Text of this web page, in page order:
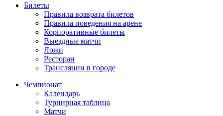
Билеты
Правила возврата билетов
Правила поведения на арене
Корпоративные билеты
Выездные матчи
Ложи
Ресторан
Трансляции в городе
Чемпионат
Календарь
Турнирная таблица
Матчи